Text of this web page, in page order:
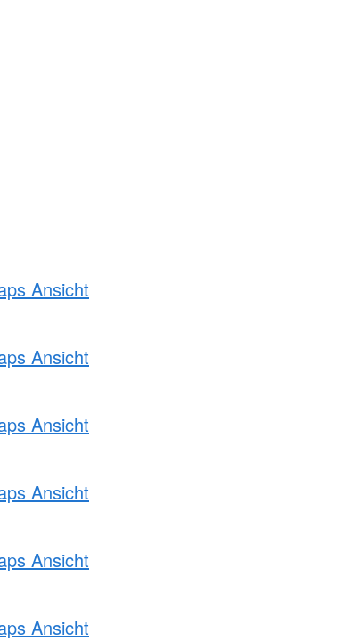
Ansicht
Ansicht
Ansicht
Ansicht
Ansicht
Ansicht